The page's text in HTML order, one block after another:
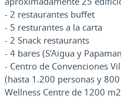
- 2 restaurantes buffet
- 5 resturantes a la carta
- 2 Snack restaurants
- 4 bares (S’Aigua y
- Centro de Convenciones
(hasta 1.200 personas y
Wellness Centre de 1200 m2